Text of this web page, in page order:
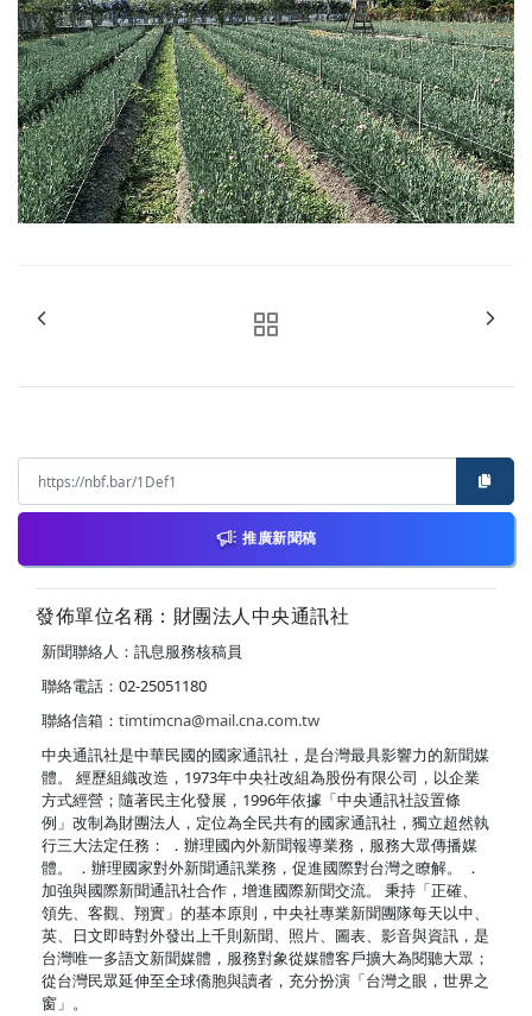
推廣新聞稿
發佈單位名稱：財團法人中央通訊社
新聞聯絡人：訊息服務核稿員
聯絡電話：02-25051180
聯絡信箱： timtimcna@mail.cna.com.tw
中央通訊社是中華民國的國家通訊社，是台灣最具影響力的新聞媒
體。 經歷組織改造，1973年中央社改組為股份有限公司，以企業
方式經營；隨著民主化發展，1996年依據「中央通訊社設置條
例」改制為財團法人，定位為全民共有的國家通訊社，獨立超然執
行三大法定任務： ．辦理國內外新聞報導業務，服務大眾傳播媒
體。 ．辦理國家對外新聞通訊業務，促進國際對台灣之瞭解。 ．
加強與國際新聞通訊社合作，增進國際新聞交流。 秉持「正確、
領先、客觀、翔實」的基本原則，中央社專業新聞團隊每天以中、
英、日文即時對外發出上千則新聞、照片、圖表、影音與資訊，是
台灣唯一多語文新聞媒體，服務對象從媒體客戶擴大為閱聽大眾；
從台灣民眾延伸至全球僑胞與讀者，充分扮演「台灣之眼，世界之
窗」。